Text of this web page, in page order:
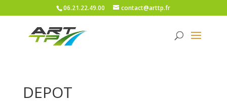
06.21.22.49.00 contact@arttp.fr
DEPOT